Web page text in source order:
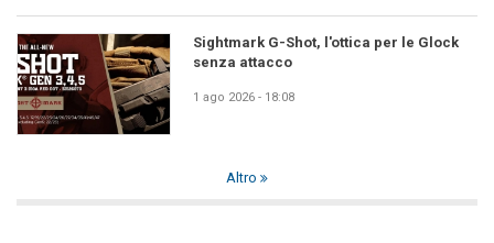
Sightmark G-Shot, l'ottica per le Glock
senza attacco
1 ago 2026 - 18:08
Altro